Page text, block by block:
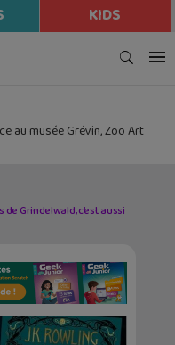
KIDS
au musée Grévin, Zoo Art
Grindelwald, c’est aussi